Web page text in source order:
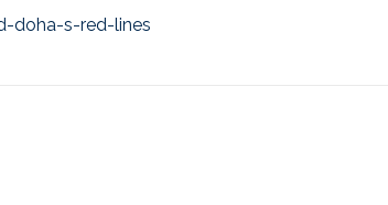
doha-s-red-lines